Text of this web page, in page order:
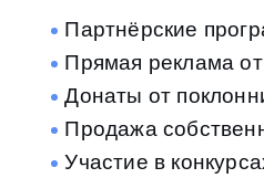
Партнёрские
Прямая реклама
Донаты от
Продажа
Участие в